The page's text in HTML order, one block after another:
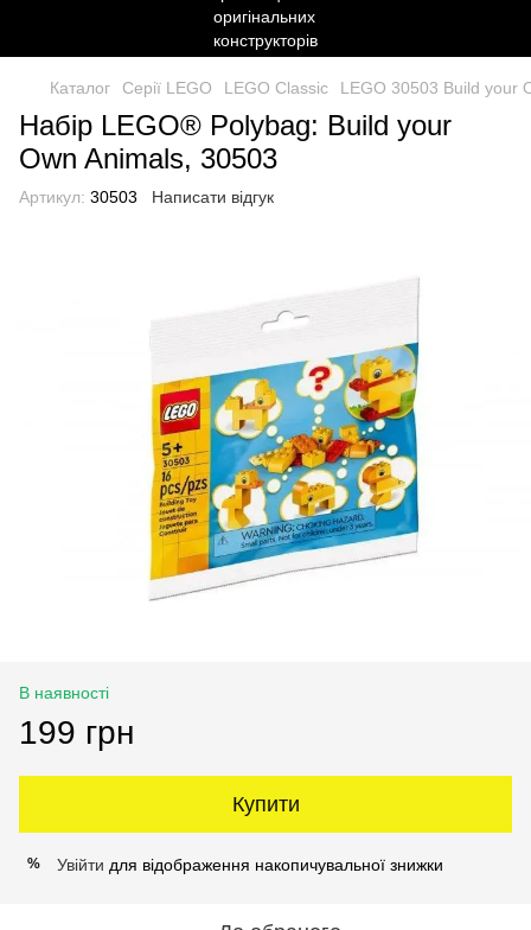
Каталог Серії LEGO LEGO Classic LEGO 30503 Build your
Набір LEGO® Polybag: Build your
Own Animals, 30503
Артикул: 30503 Написати відгук
В наявності
199 грн
Купити
% Увійти для відображення накопичувальної знижки